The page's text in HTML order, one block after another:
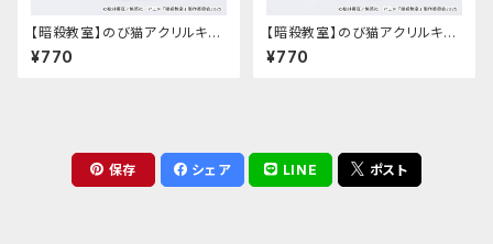
【暗殺教室】のび猫アクリルキー
ホルダー（殺せんせー）
¥770
【暗殺教室】のび猫アクリルキー
ホルダー（速水 凛香）
¥770
保存 シェア LINE ポスト